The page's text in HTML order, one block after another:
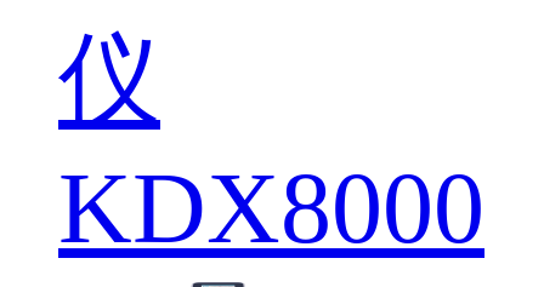
仪
KDX8000